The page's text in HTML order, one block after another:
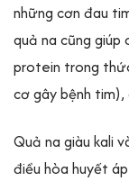
những cơn đau
quả na cũng
protein trong
cơ gây bệnh
Quả na giàu kali
điều hòa huyết